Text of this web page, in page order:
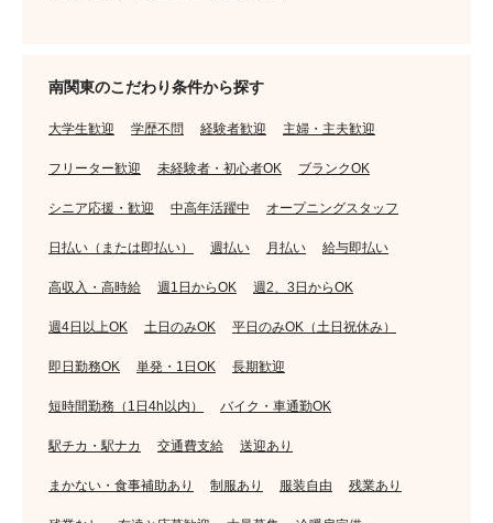
南関東のこだわり条件から探す
大学生歓迎 学歴不問 経験者歓迎 主婦・主夫歓迎
フリーター歓迎 未経験者・初心者OK ブランクOK
シニア応援・歓迎 中高年活躍中 オープニングスタッフ
日払い（または即払い） 週払い 月払い 給与即払い
高収入・高時給 週1日からOK 週2、3日からOK
週4日以上OK 土日のみOK 平日のみOK（土日祝休み）
即日勤務OK 単発・1日OK 長期歓迎
短時間勤務（1日4h以内） バイク・車通勤OK
駅チカ・駅ナカ 交通費支給 送迎あり
まかない・食事補助あり 制服あり 服装自由 残業あり